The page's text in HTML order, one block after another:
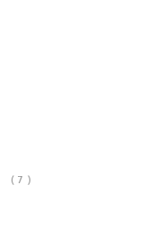
(7)